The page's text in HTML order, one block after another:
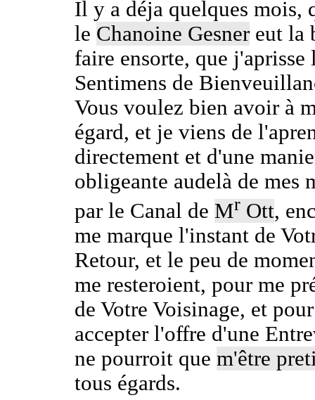
Il y a déja quelques mois,
le Chanoine Gesner eut la
faire ensorte, que j'aprisse
Sentimens de
Vous voulez bien avoir à
égard, et je viens de
directement et d'une
obligeante audelà de mes
par le Canal de Mr Ott,
me marque l'instant de
Retour, et le peu de
me resteroient, pour me
de Votre Voisinage, et pour
accepter l'offre d'une
ne pourroit que m'être
tous égards.